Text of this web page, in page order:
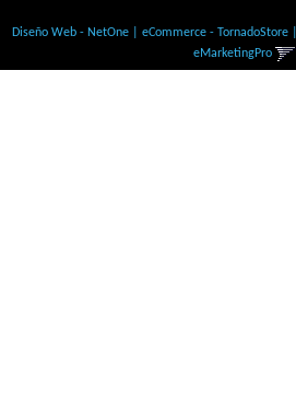
Diseño Web - NetOne| eCommerce - TornadoStore|
eMarketingPro